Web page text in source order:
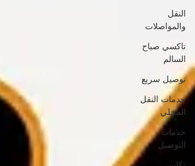
النقل
والمواصلات
تاكسي صباح
السالم
توصيل سريع
خدمات النقل
المحلي
خدمات
التوصيل